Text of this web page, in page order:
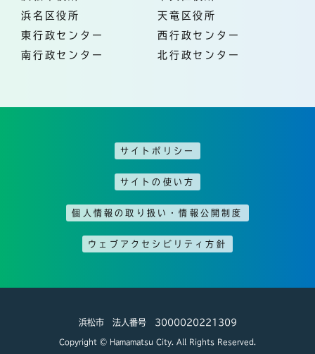
浜名区役所
天竜区役所
東行政センター
西行政センター
南行政センター
北行政センター
サイトポリシー
サイトの使い方
個人情報の取り扱い・情報公開制度
ウェブアクセシビリティ方針
浜松市 法人番号 3000020221309
Copyright © Hamamatsu City. All Rights Reserved.